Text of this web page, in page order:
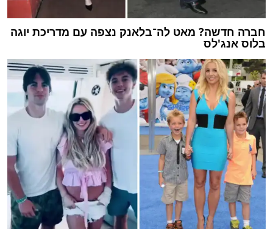
חברה חדשה? מאט לה־בלאנק נצפה עם מדריכת יוגה
בלוס אנג'לס